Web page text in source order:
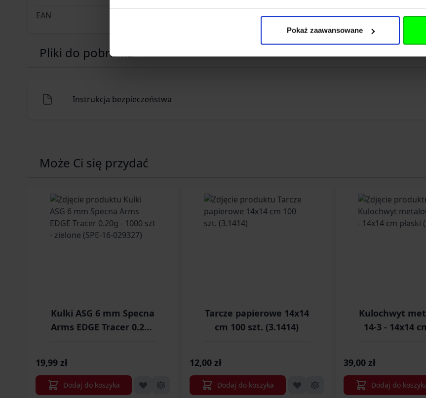
Pokaż zaawansowane
EAN
Pliki do pobrania
Instrukcja bezpieczeństwa
Może Ci się przydać
Kulki ASG 6 mm Specna
Arms EDGE Tracer 0.20g
19,99 zł
Dodaj do koszyka
Tarcze papierowe 14x14
cm 100 szt. (3.1414)
12,00 zł
Dodaj do koszyka
Kulochwyt
14-3 - 14x14
39,00 zł
Dodaj do